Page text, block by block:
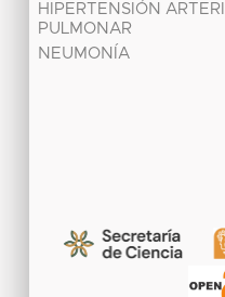
HIPERTENSIÓN
PULMONAR
NEUMONÍA